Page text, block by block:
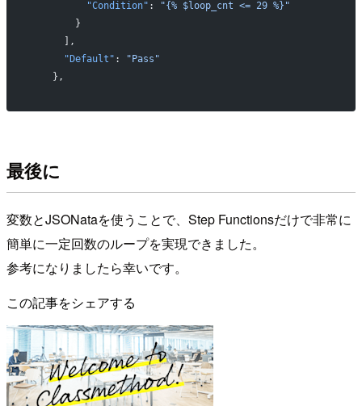
          "Condition"
:
"{% $loop_cnt <= 29 %}"
        }
      ],
      "Default"
:
"Pass"
    },
最後に
変数とJSONataを使うことで、Step Functionsだけで非常に
簡単に一定回数のループを実現できました。
参考になりましたら幸いです。
この記事をシェアする